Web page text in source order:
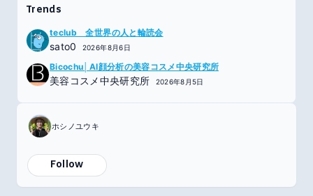
Trends
teclub 全世界の人と輪読会
sato0 2026年8月6日
Bicochu│AI顔分析の美容コスメ中央研究所
美容コスメ中央研究所 2026年8月5日
ホシノユウキ
Follow